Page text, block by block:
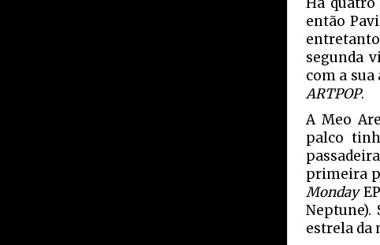
então
segunda
com a sua
ARTPOP.
A Meo
palco
primeira
Monday
estrela da